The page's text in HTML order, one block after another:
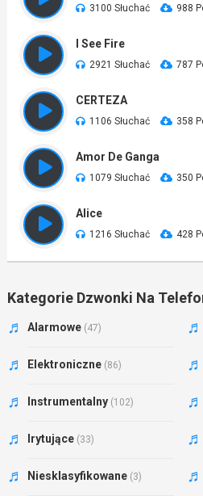
3100 Słuchać 988
I See Fire
2921 Słuchać 787
CERTEZA
1106 Słuchać 358
Amor De Ganga
1079 Słuchać 350
Alice
1216 Słuchać 428
Kategorie Dzwonki Na
Alarmowe (47)
Elektroniczne (86)
Instrumentalny (102)
Irytujące (33)
Niesklasyfikowane (3)